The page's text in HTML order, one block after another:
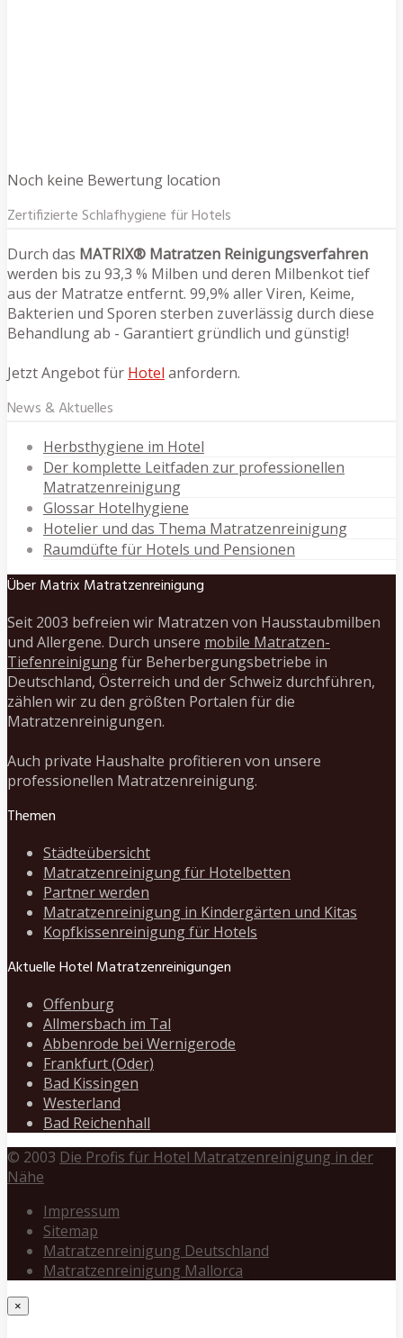
Noch keine Bewertung location
Zertifizierte Schlafhygiene für Hotels
Durch das MATRIX® Matratzen Reinigungsverfahren
werden bis zu 93,3 % Milben und deren Milbenkot tief
aus der Matratze entfernt. 99,9% aller Viren, Keime,
Bakterien und Sporen sterben zuverlässig durch diese
Behandlung ab - Garantiert gründlich und günstig!
Jetzt Angebot für Hotel anfordern.
News & Aktuelles
Herbsthygiene im Hotel
Der komplette Leitfaden zur professionellen
Matratzenreinigung
Glossar Hotelhygiene
Hotelier und das Thema Matratzenreinigung
Raumdüfte für Hotels und Pensionen
Über Matrix Matratzenreinigung
Seit 2003 befreien wir Matratzen von Hausstaubmilben
und Allergene. Durch unsere mobile Matratzen-
Tiefenreinigungfür Beherbergungsbetriebe in
Deutschland, Österreich und der Schweiz durchführen,
zählen wir zu den größten Portalen für die
Matratzenreinigungen.
Auch private Haushalte profitieren von unsere
professionellen Matratzenreinigung.
Themen
Städteübersicht
Matratzenreinigung für Hotelbetten
Partner werden
Matratzenreinigung in Kindergärten und Kitas
Kopfkissenreinigung für Hotels
Aktuelle Hotel Matratzenreinigungen
Offenburg
Allmersbach im Tal
Abbenrode bei Wernigerode
Frankfurt (Oder)
Bad Kissingen
Westerland
Bad Reichenhall
© 2003 Die Profis für Hotel Matratzenreinigung in der
Nähe
Impressum
Sitemap
Matratzenreinigung Deutschland
Matratzenreinigung Mallorca
×